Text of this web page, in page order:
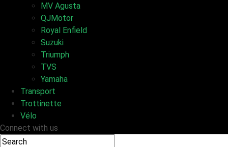
MV Agusta
QJMotor
Royal Enfield
Suzuki
Triumph
TVS
Yamaha
Transport
Trottinette
Vélo
Connect with us